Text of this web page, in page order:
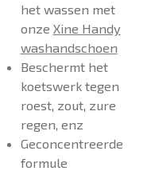
het wassen met
onze Xine Handy
washandschoen
Beschermt het
koetswerk tegen
roest, zout, zure
regen, enz
Geconcentreerde
formule